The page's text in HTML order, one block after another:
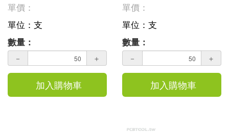
單價：
單位：支
數量：
－ ＋
加入購物車
單價：
單位：支
數量：
－ ＋
加入購物車